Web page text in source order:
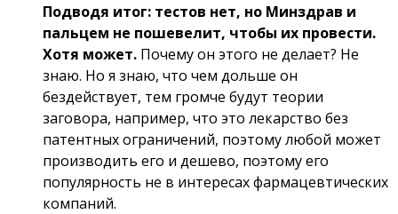
Подводя итог: тестов нет, но Минздрав и
пальцем не пошевелит, чтобы их провести.
Хотя может. Почему он этого не делает? Не
знаю. Но я знаю, что чем дольше он
бездействует, тем громче будут теории
заговора, например, что это лекарство без
патентных ограничений, поэтому любой может
производить его и дешево, поэтому его
популярность не в интересах фармацевтических
компаний.